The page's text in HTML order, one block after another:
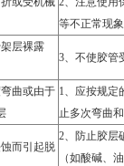
等不正常现象
层裸露
3、不使胶管
曲或由于 1、应按规定
止多次弯曲
而引起脱
2、防止胶层
（如酸碱、